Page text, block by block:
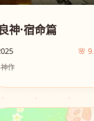
神·宿命篇
🌸
作